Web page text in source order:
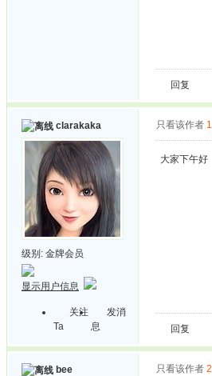
回复
clarakaka
级别: 金牌会员
显示用户信息
关注
Ta
发消
息
只看该作者 1
大家下午好
回复
bee 只看该作者 2